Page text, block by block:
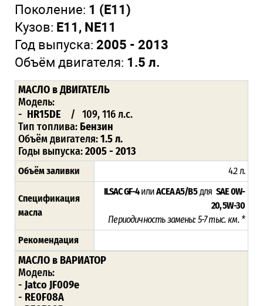
Поколение: 1 (E11)
Кузов: E11, NE11
Год выпуска: 2005 - 2013
Объём двигателя: 1.5 л.
МАСЛО в ДВИГАТЕЛЬ
Модель:
- HR15DE / 109, 116 л.с.
Тип топлива: Бензин
Объём двигателя:1.5 л.
Годы выпуска:2005 - 2013
Объём заливки 4.2 л.
Спецификация
масла
ILSAC GF-4илиACEA A5/B5для SAE 0W-
20, 5W-30
Периодичность замены: 5-7 тыс. км. *
Рекомендация
МАСЛО в ВАРИАТОР
Модель:
- Jatco JF009e
- RE0F08A